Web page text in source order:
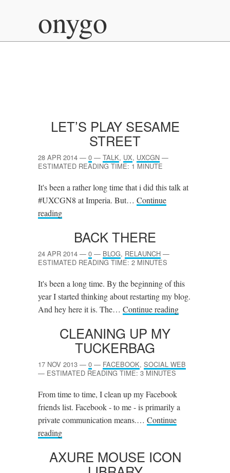
onygo
LET’S PLAY SESAME
STREET
28 APR 2014 — 0 — TALK, UX, UXCGN —
ESTIMATED READING TIME: 1 MINUTE
It's been a rather long time that i did this talk at
#UXCGN8 at Imperia. But… Continue
reading
BACK THERE
24 APR 2014 — 0 — BLOG, RELAUNCH —
ESTIMATED READING TIME: 2 MINUTES
It's been a long time. By the beginning of this
year I started thinking about restarting my blog.
And hey here it is. The… Continue reading
CLEANING UP MY
TUCKERBAG
17 NOV 2013 — 0 — FACEBOOK, SOCIAL WEB
— ESTIMATED READING TIME: 3 MINUTES
From time to time, I clean up my Facebook
friends list. Facebook - to me - is primarily a
private communication means.… Continue
reading
AXURE MOUSE ICON